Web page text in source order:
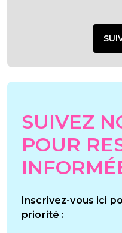
SUIVEZ
POUR
Inscrivez-vous ici
priorité :